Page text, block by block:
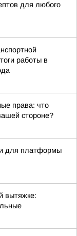
для любого
работы в
права: что
стороне?
для платформы
вытяжке: